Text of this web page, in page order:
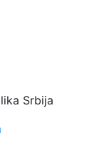
Srbija